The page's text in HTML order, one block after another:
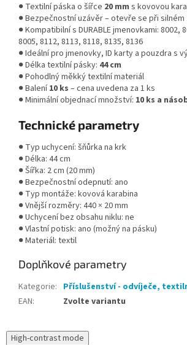
● Textilní páska o šířce 20 mm s kovovou
● Bezpečnostní uzávěr – otevře se při
● Kompatibilní s DURABLE jmenovkami: 8002,
8005, 8112, 8113, 8118, 8135, 8136
● Ideální pro jmenovky, ID karty a pouzdra s
● Délka textilní pásky: 44 cm
● Pohodlný měkký textilní materiál
● Balení10 ks – cena uvedena za 1 ks
● Minimální objednací množství: 10 ks a
Technické parametry
● Typ uchycení: šňůrka na krk
● Délka: 44 cm
● Šířka: 2 cm (20 mm)
● Bezpečnostní odepnutí: ano
● Typ montáže: kovová karabina
● Vnější rozměry: 440 × 20 mm
● Uchycení bez obsahu niklu: ne
● Vlastní potisk: ano (možný na pásku)
● Materiál: textil
Doplňkové parametry
Kategorie: Příslušenství - odvíječe,
EAN: Zvolte variantu
High-contrast mode